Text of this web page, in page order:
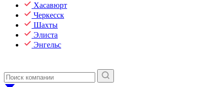
Хасавюрт
Черкесск
Шахты
Элиста
Энгельс